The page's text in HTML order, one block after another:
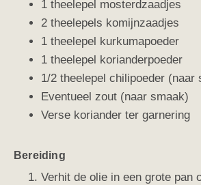
1 theelepel mosterdzaadjes
2 theelepels komijnzaadjes
1 theelepel kurkumapoeder
1 theelepel korianderpoeder
1/2 theelepel chilipoeder (naar
Eventueel zout (naar smaak)
Verse koriander ter garnering
Bereiding
Verhit de olie in een grote pan